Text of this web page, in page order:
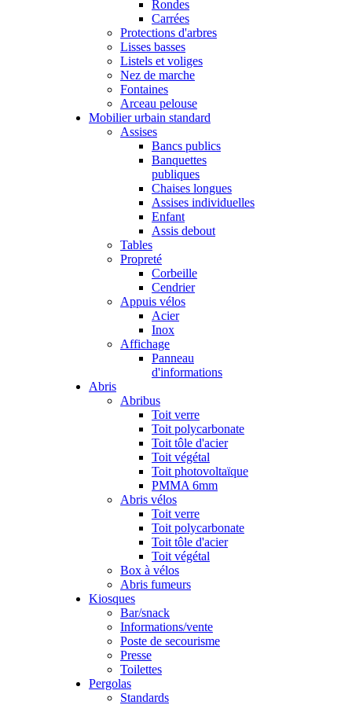
Rondes
Carrées
Protections d'arbres
Lisses basses
Listels et voliges
Nez de marche
Fontaines
Arceau pelouse
Mobilier urbain standard
Assises
Bancs publics
Banquettes
publiques
Chaises longues
Assises individuelles
Enfant
Assis debout
Tables
Propreté
Corbeille
Cendrier
Appuis vélos
Acier
Inox
Affichage
Panneau
d'informations
Abris
Abribus
Toit verre
Toit polycarbonate
Toit tôle d'acier
Toit végétal
Toit photovoltaïque
PMMA 6mm
Abris vélos
Toit verre
Toit polycarbonate
Toit tôle d'acier
Toit végétal
Box à vélos
Abris fumeurs
Kiosques
Bar/snack
Informations/vente
Poste de secourisme
Presse
Toilettes
Pergolas
Standards